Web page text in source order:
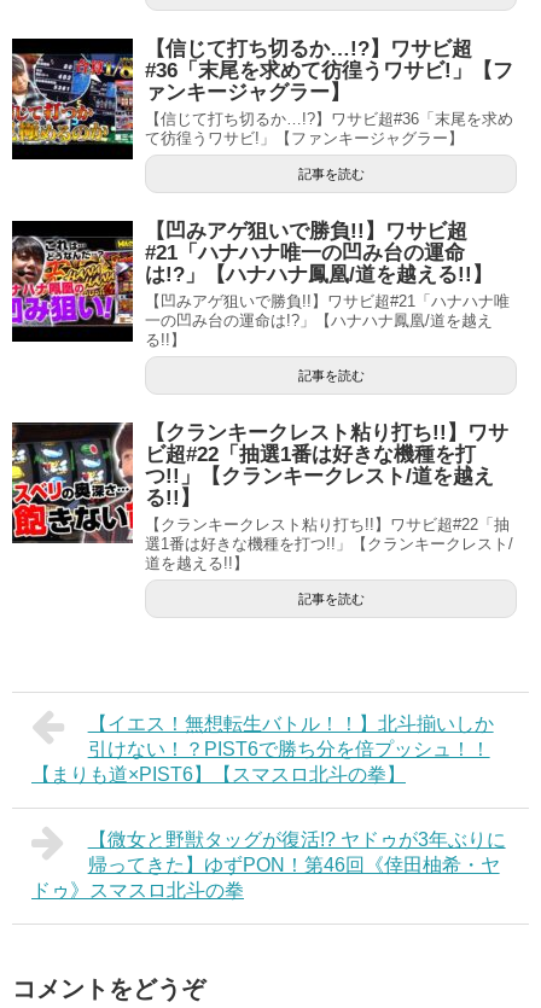
【信じて打ち切るか…!?】ワサビ超
#36「末尾を求めて彷徨うワサビ!」【フ
ァンキージャグラー】
【信じて打ち切るか…!?】ワサビ超#36「末尾を求め
て彷徨うワサビ!」【ファンキージャグラー】
記事を読む
【凹みアゲ狙いで勝負!!】ワサビ超
#21「ハナハナ唯一の凹み台の運命
は!?」【ハナハナ鳳凰/道を越える!!】
【凹みアゲ狙いで勝負!!】ワサビ超#21「ハナハナ唯
一の凹み台の運命は!?」【ハナハナ鳳凰/道を越え
る!!】
記事を読む
【クランキークレスト粘り打ち!!】ワサ
ビ超#22「抽選1番は好きな機種を打
つ!!」【クランキークレスト/道を越え
る!!】
【クランキークレスト粘り打ち!!】ワサビ超#22「抽
選1番は好きな機種を打つ!!」【クランキークレスト/
道を越える!!】
記事を読む
【イエス！無想転生バトル！！】北斗揃いしか
引けない！？PIST6で勝ち分を倍プッシュ！！
【まりも道×PIST6】【スマスロ北斗の拳】
【微女と野獣タッグが復活!? ヤドゥが3年ぶりに
帰ってきた】ゆずPON！第46回《倖田柚希・ヤ
ドゥ》スマスロ北斗の拳
コメントをどうぞ